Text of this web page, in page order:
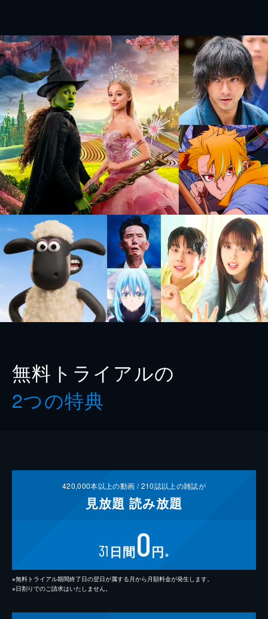
無料トライアルの
2つの特典
420,000本以上の動画 /210誌以上の雑誌が
見放題 読み放題
31 日間0円 ※
※無料トライアル期間終了日の翌日が属する月から月額料金が発生します。
※日割りでのご請求はいたしません。